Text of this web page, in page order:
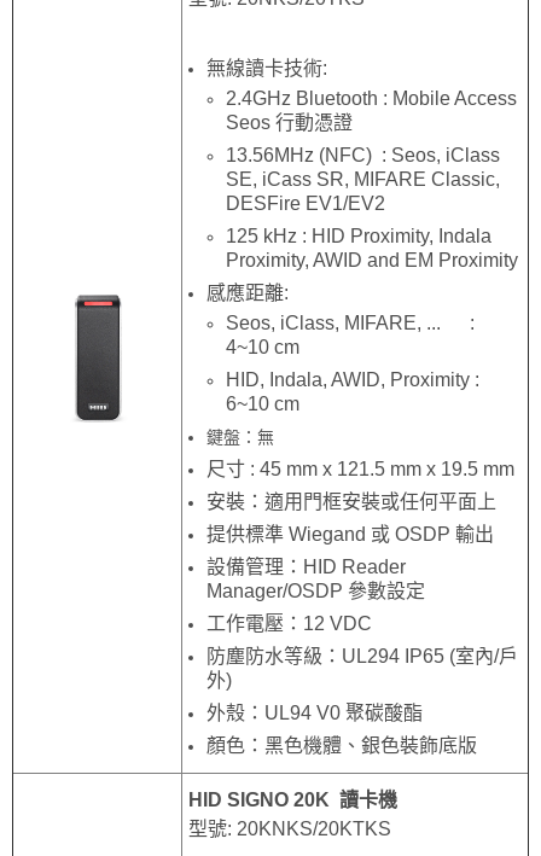
無線讀卡技術:
2.4GHz Bluetooth : Mobile Access
Seos 行動憑證
13.56MHz (NFC) : Seos, iClass
SE, iCass SR, MIFARE Classic,
DESFire EV1/EV2
125 kHz : HID Proximity, Indala
Proximity, AWID and EM Proximity
感應距離:
Seos, iClass, MIFARE, ... :
4~10 cm
HID, Indala, AWID, Proximity :
6~10 cm
鍵盤：無
尺寸 : 45 mm x 121.5 mm x 19.5 mm
安裝：適用門框安裝或任何平面上
提供標準 Wiegand 或 OSDP 輸出
設備管理：HID Reader
Manager/OSDP 參數設定
工作電壓：12 VDC
防塵防水等級：UL294 IP65 (室內/戶
外)
外殼：UL94 V0 聚碳酸酯
顏色：黑色機體、銀色裝飾底版
HID SIGNO 20K 讀卡機
型號: 20KNKS/20KTKS